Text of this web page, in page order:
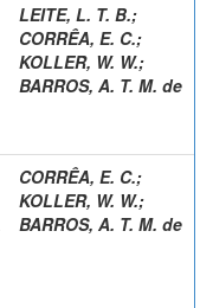
LEITE, L. T. B.;
CORRÊA, E. C.;
KOLLER, W. W.;
BARROS, A. T. M. de
CORRÊA, E. C.;
KOLLER, W. W.;
BARROS, A. T. M. de